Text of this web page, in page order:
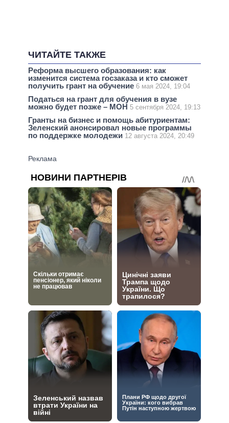
ЧИТАЙТЕ ТАКЖЕ
Реформа высшего образования: как
изменится система госзаказа и кто сможет
получить грант на обучение 6 мая 2024, 19:04
Податься на грант для обучения в вузе
можно будет позже – МОН 5 сентября 2024, 19:13
Гранты на бизнес и помощь абитуриентам:
Зеленский анонсировал новые программы
по поддержке молодежи 12 августа 2024, 20:49